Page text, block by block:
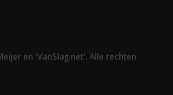
en 'VanSlag.net'. Alle rechten